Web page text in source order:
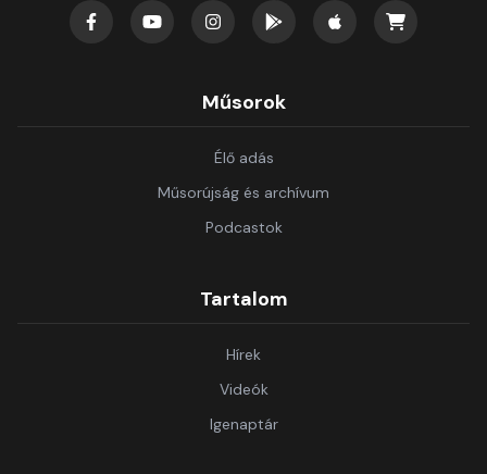
Műsorok
Élő adás
Műsorújság és archívum
Podcastok
Tartalom
Hírek
Videók
Igenaptár